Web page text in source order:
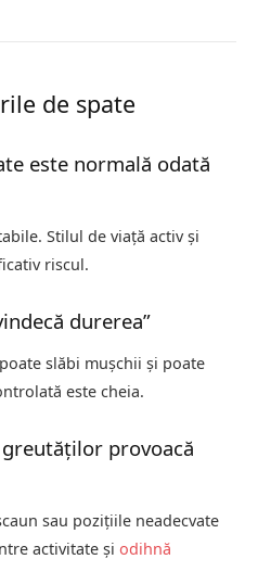
de spate
este normală odată
Stilul de viață activ și
riscul.
durerea”
slăbi mușchii și poate
este cheia.
provoacă
sau pozițiile neadecvate
activitate și odihnă